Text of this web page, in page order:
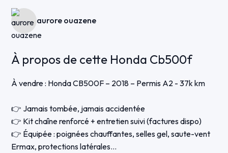
aurore ouazene
À propos de cette Honda Cb500f
À vendre : Honda CB500F – 2018 – Permis A2 - 37k km
👉 Jamais tombée, jamais accidentée
👉 Kit chaîne renforcé + entretien suivi (factures dispo)
👉 Équipée : poignées chauffantes, selles gel, saute-vent
Ermax, protections latérales…